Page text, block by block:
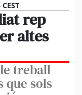
rep
altes
treball
que sols